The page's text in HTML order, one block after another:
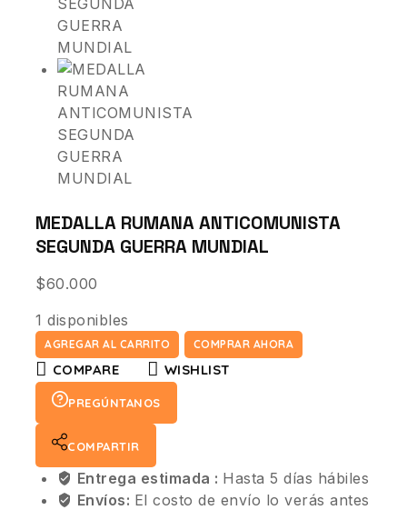
MEDALLA RUMANA ANTICOMUNISTA
SEGUNDA GUERRA MUNDIAL
$60.000
1 disponibles
AGREGAR AL CARRITO COMPRAR AHORA
COMPARE WISHLIST
PREGÚNTANOS
COMPARTIR
Entrega estimada : Hasta 5 días hábiles
Envíos: El costo de envío lo verás antes